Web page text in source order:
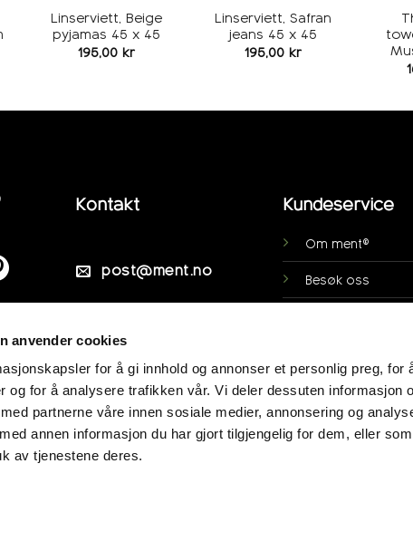
anvender cookies
for å gi innhold og annonser et personlig preg, for
og for å analysere trafikken vår. Vi deler dessuten informasjon
partnerne våre innen sosiale medier, annonsering og
annen informasjon du har gjort tilgjengelig for dem, eller
av tjenestene deres.
Linserviett, Beige
pyjamas 45 x 45
195,00 kr
Linserviett, Safran
jeans 45 x 45
195,00 kr
Kontakt
post@ment.no
Kundeservice
Om ment®
Besøk oss
Min side
Kjøpsvilkår